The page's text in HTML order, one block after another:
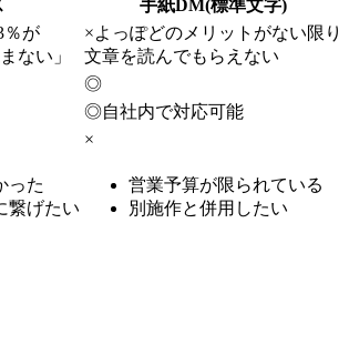
手紙DM(標準文字)
％が
ない」
×よっぽどのメリットがない限り
文章を読んでもらえない
◎
◎自社内で対応可能
×
った
繋げたい
営業予算が限られている
別施作と併用したい